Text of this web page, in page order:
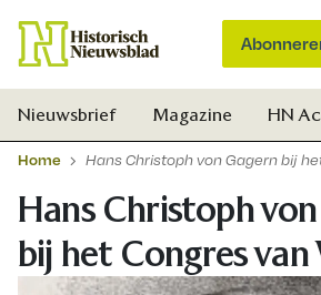
Nieuwsbrief Magazine HN
Home Hans Christoph von Gagern bij
Hans Christoph
bij het Congres van